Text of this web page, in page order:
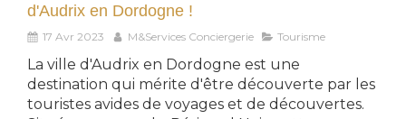
d'Audrix en Dordogne !
17 Avr 2023 M&Services Conciergerie Tourisme
La ville d'Audrix en Dordogne est une
destination qui mérite d'être découverte par les
touristes avides de voyages et de découvertes.